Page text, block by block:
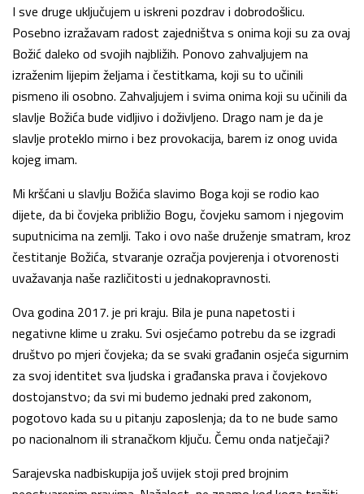
I sve druge uključujem u iskreni pozdrav i dobrodošlicu.
Posebno izražavam radost zajedništva s onima koji su za ovaj
Božić daleko od svojih najbližih. Ponovo zahvaljujem na
izraženim lijepim željama i čestitkama, koji su to učinili
pismeno ili osobno. Zahvaljujem i svima onima koji su učinili da
slavlje Božića bude vidljivo i doživljeno. Drago nam je da je
slavlje proteklo mirno i bez provokacija, barem iz onog uvida
kojeg imam.
Mi kršćani u slavlju Božića slavimo Boga koji se rodio kao
dijete, da bi čovjeka približio Bogu, čovjeku samom i njegovim
suputnicima na zemlji. Tako i ovo naše druženje smatram, kroz
čestitanje Božića, stvaranje ozračja povjerenja i otvorenosti
uvažavanja naše različitosti u jednakopravnosti.
Ova godina 2017. je pri kraju. Bila je puna napetosti i
negativne klime u zraku. Svi osjećamo potrebu da se izgradi
društvo po mjeri čovjeka; da se svaki građanin osjeća sigurnim
za svoj identitet sva ljudska i građanska prava i čovjekovo
dostojanstvo; da svi mi budemo jednaki pred zakonom,
pogotovo kada su u pitanju zaposlenja; da to ne bude samo
po nacionalnom ili stranačkom ključu. Čemu onda natječaji?
Sarajevska nadbiskupija još uvijek stoji pred brojnim